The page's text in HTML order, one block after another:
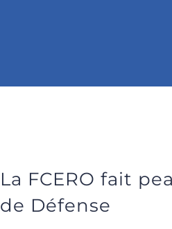
La FCERO fait
de Défense